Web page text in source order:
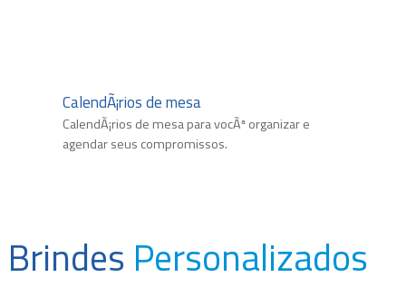
CalendÃ¡rios de mesa
CalendÃ¡rios de mesa para vocÃª organizar e
agendar seus compromissos.
Brindes Personalizados